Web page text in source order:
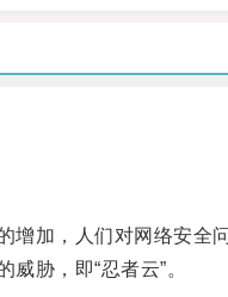
加，人们对网络安全问
胁，即“忍者云”。